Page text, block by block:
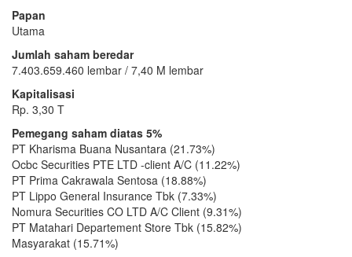
Papan
Utama
Jumlah saham beredar
7.403.659.460 lembar / 7,40 M lembar
Kapitalisasi
Rp. 3,30 T
Pemegang saham diatas 5%
PT Kharisma Buana Nusantara (21.73%)
Ocbc Securities PTE LTD -client A/C (11.22%)
PT Prima Cakrawala Sentosa (18.88%)
PT Lippo General Insurance Tbk (7.33%)
Nomura Securities CO LTD A/C Client (9.31%)
PT Matahari Departement Store Tbk (15.82%)
Masyarakat (15.71%)